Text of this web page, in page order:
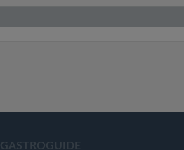
GASTROGUIDE